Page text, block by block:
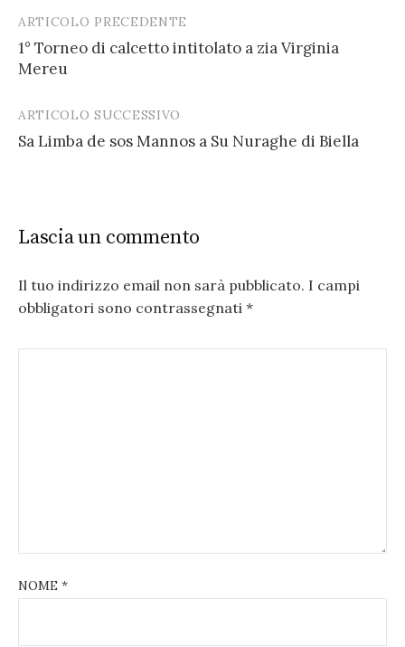
Post
navigation
ARTICOLO PRECEDENTE
1° Torneo di calcetto intitolato a zia Virginia
Mereu
ARTICOLO SUCCESSIVO
Sa Limba de sos Mannos a Su Nuraghe di Biella
Lascia un commento
Il tuo indirizzo email non sarà pubblicato. I campi
obbligatori sono contrassegnati *
NOME *